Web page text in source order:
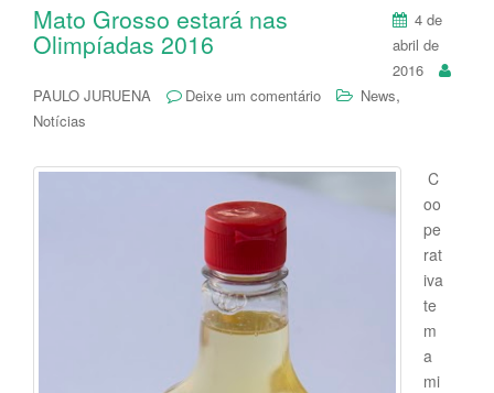
Mato Grosso estará nas
Olimpíadas 2016
4 de
abril de
2016
PAULO JURUENA
Deixe um comentário News,
Notícias
C
oo
pe
rat
iva
te
m
a
mi